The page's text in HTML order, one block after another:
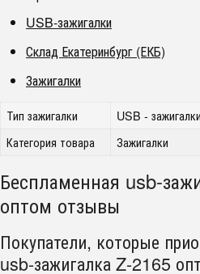
USB-зажигалки
Склад Екатеринбург (ЕКБ)
Зажигалки
Тип зажигалки
USB -
Категория товара
Зажигалки
Беспламенная usb-
оптом отзывы
Покупатели, которые
usb-зажигалка Z-2165